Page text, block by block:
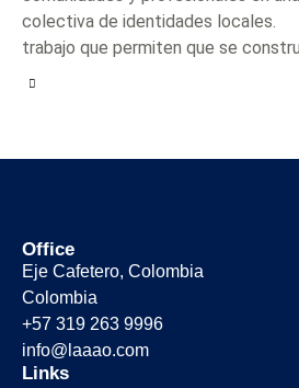
colectiva de identidades locales.
trabajo que permiten que se
Office
Eje Cafetero, Colombia
Colombia
+57 319 263 9996
info@laaao.com
Links